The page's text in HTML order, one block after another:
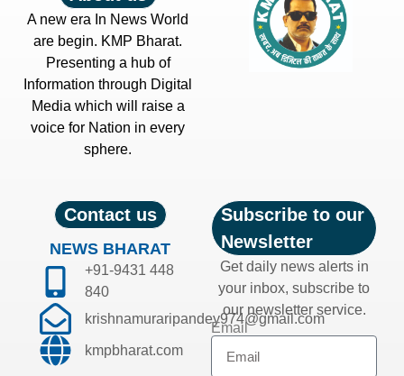
A new era In News World
are begin. KMP Bharat.
Presenting a hub of
Information through Digital
Media which will raise a
voice for Nation in every
sphere.
Contact us
NEWS BHARAT
+91-9431 448
840
krishnamuraripandey974@gmail.com
kmpbharat.com
Subscribe to our
Newsletter
Get daily news alerts in
your inbox, subscribe to
our newsletter service.
Email